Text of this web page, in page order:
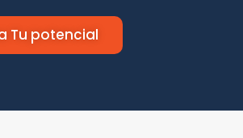
Tu potencial